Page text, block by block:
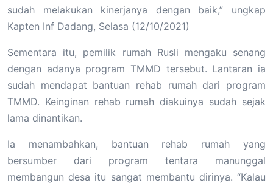
sudah melakukan kinerjanya dengan baik,” ungkap
Kapten Inf Dadang, Selasa (12/10/2021)
Sementara itu, pemilik rumah Rusli mengaku senang
dengan adanya program TMMD tersebut. Lantaran ia
sudah mendapat bantuan rehab rumah dari program
TMMD. Keinginan rehab rumah diakuinya sudah sejak
lama dinantikan.
Ia menambahkan, bantuan rehab rumah yang
bersumber dari program tentara manunggal
membangun desa itu sangat membantu dirinya. “Kalau